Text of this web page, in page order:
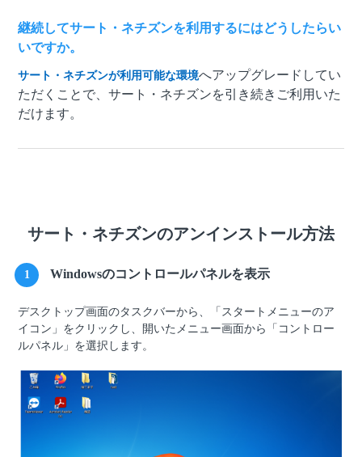
継続してサート・ネチズンを利用するにはどうしたらい
いですか。
サート・ネチズンが利用可能な環境へアップグレードしてい
ただくことで、サート・ネチズンを引き続きご利用いた
だけます。
サート・ネチズンのアンインストール方法
1 Windowsのコントロールパネルを表示
デスクトップ画面のタスクバーから、「スタートメニューのア
イコン」をクリックし、開いたメニュー画面から「コントロー
ルパネル」を選択します。